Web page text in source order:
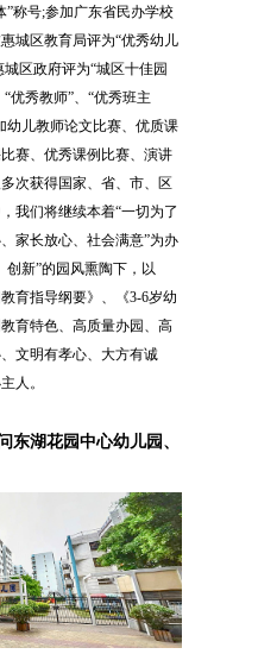
”称号;参加广东省民办学校
城区教育局评为“优秀幼儿
城区政府评为“城区十佳园
优秀教师”、“优秀班主
幼儿教师论文比赛、优质课
赛、优秀课例比赛、演讲
次获得国家、省、市、区
我们将继续本着“一切为了
家长放心、社会满意”为办
创新”的园风熏陶下，以
育指导纲要》、《3-6岁幼
育特色、高质量办园、高
文明有孝心、大方有诚
人。
东湖花园中心幼儿园、